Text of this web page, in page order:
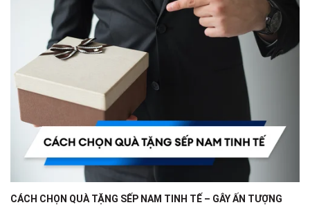
CÁCH CHỌN QUÀ TẶNG SẾP NAM TINH TẾ – GÂY ẤN TƯỢNG